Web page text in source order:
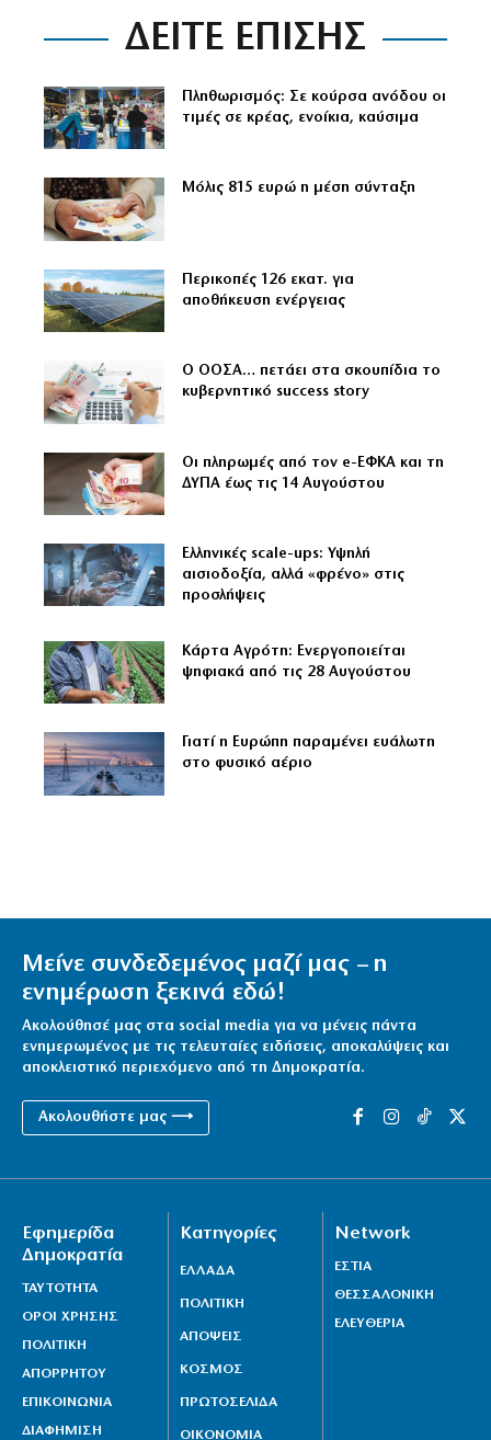
ΔΕΙΤΕ ΕΠΙΣΗΣ
Πληθωρισμός: Σε κούρσα ανόδου οι
τιμές σε κρέας, ενοίκια, καύσιμα
Μόλις 815 ευρώ η μέση σύνταξη
Περικοπές 126 εκατ. για
αποθήκευση ενέργειας
Ο ΟΟΣΑ… πετάει στα σκουπίδια το
κυβερνητικό success story
Οι πληρωμές από τον e-ΕΦΚΑ και τη
ΔΥΠΑ έως τις 14 Αυγούστου
Ελληνικές scale-ups: Υψηλή
αισιοδοξία, αλλά «φρένο» στις
προσλήψεις
Κάρτα Αγρότη: Ενεργοποιείται
ψηφιακά από τις 28 Αυγούστου
Γιατί η Ευρώπη παραμένει ευάλωτη
στο φυσικό αέριο
Μείνε συνδεδεμένος μαζί μας – η
ενημέρωση ξεκινά εδώ!
Ακολούθησέ μας στα social media για να μένεις πάντα
ενημερωμένος με τις τελευταίες ειδήσεις, αποκαλύψεις και
αποκλειστικό περιεχόμενο από τη Δημοκρατία.
Ακολουθήστε μας ⟶
Εφημερίδα
Δημοκρατία
ΤΑΥΤΟΤΗΤΑ
ΟΡΟΙ ΧΡΗΣΗΣ
ΠΟΛΙΤΙΚΗ
ΑΠΟΡΡΗΤΟΥ
ΕΠΙΚΟΙΝΩΝΙΑ
ΔΙΑΦΗΜΙΣΗ
Κατηγορίες
ΕΛΛΑΔΑ
ΠΟΛΙΤΙΚΗ
ΑΠΟΨΕΙΣ
ΚΟΣΜΟΣ
ΠΡΩΤΟΣΕΛΙΔΑ
ΟΙΚΟΝΟΜΙΑ
Network
ΕΣΤΙΑ
ΘΕΣΣΑΛΟΝΙΚΗ
ΕΛΕΥΘΕΡΙΑ